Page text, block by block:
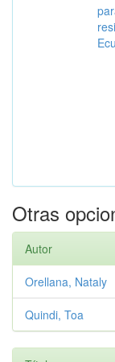
Otras
Autor
Orellana, Nataly
Quindi, Toa